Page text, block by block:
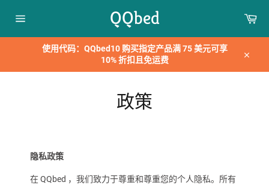
容
站
图
QQbed
购
使用代码：QQbed10 购买指定产品满 75 美元可享
10% 折扣且免运费
政策
隐私政策
在 QQbed ，我们致力于尊重和尊重您的个人隐私。所有